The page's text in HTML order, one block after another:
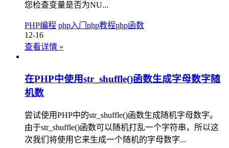
您检查变量是否为NU...
PHP编程 php入门 php教程php函数
12-16
查看详情 »
在PHP中使用str_shuffle()函数生成字母数字随
机数
尝试使用PHP中的str_shuffle()函数生成随机字母数字。
由于str_shuffle()函数可以随机打乱一个字符串，所以这
次我们将使用它来生成一个随机的字母数字...